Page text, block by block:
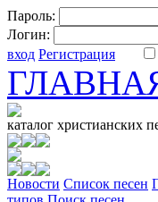
Пароль:
Логин:
вход Регистрация
каталог христианских
Новости Cписок песен